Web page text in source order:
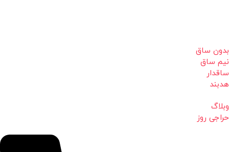
بدون ساق
نیم ساق
ساقدار
هدبند
وبلاگ
حراجی روز